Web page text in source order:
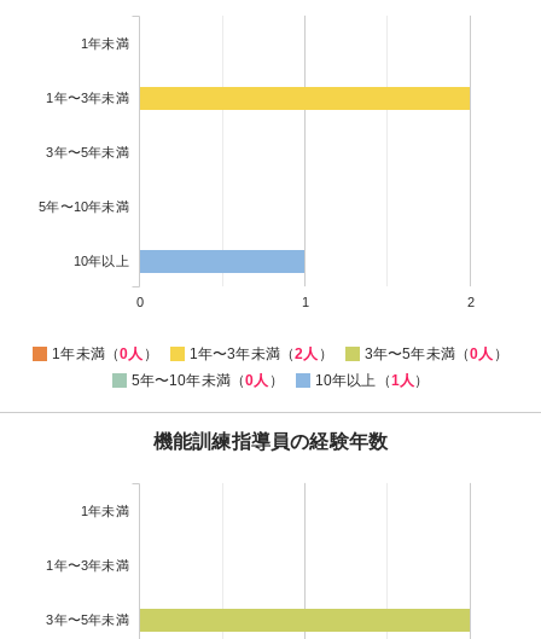
1年未満
1年〜3年未満
3年〜5年未満
5年〜10年未満
10年以上
0 1 2
1年未満（0人 ） 1年〜3年未満（2人 ） 3年〜5年未満（0人 ）
5年〜10年未満（0人 ） 10年以上（1人 ）
機能訓練指導員の経験年数
1年未満
1年〜3年未満
3年〜5年未満